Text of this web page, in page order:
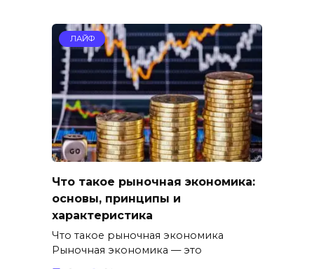
ЛАЙФ
Что такое рыночная экономика:
основы, принципы и
характеристика
Что такое рыночная экономика
Рыночная экономика — это